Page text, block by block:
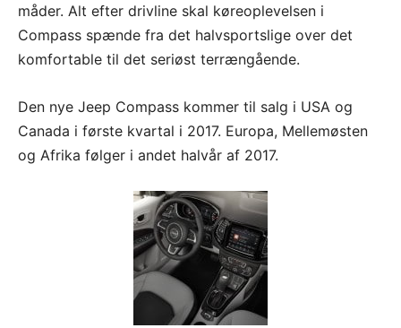
måder. Alt efter drivline skal køreoplevelsen i
Compass spænde fra det halvsportslige over det
komfortable til det seriøst terrængående.
Den nye Jeep Compass kommer til salg i USA og
Canada i første kvartal i 2017. Europa, Mellemøsten
og Afrika følger i andet halvår af 2017.